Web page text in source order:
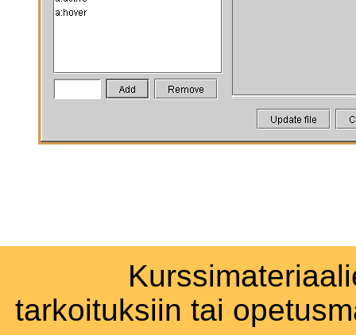
tarkoituksiin tai